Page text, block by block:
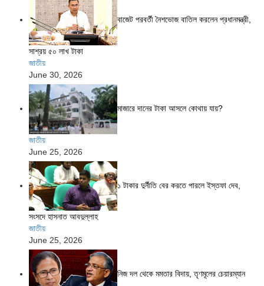
বাজেট পরবর্তী নৈশভোজ বাতিল করলেন প্রধানমন্ত্রী,
সাশ্রয় ৫০ লাখ টাকা
জাতীয়
June 30, 2026
মাজারে দানের টাকা আসলে কোথায় যায়?
জাতীয়
June 25, 2026
১ টাকার দুর্নীতি বের করতে পারলে ইস্তফা দেব,
সংসদে হাসনাত আবদুল্লাহ
জাতীয়
June 25, 2026
নিজ দল থেকে মমতার বিদায়, তৃণমূলের চেয়ারম্যান